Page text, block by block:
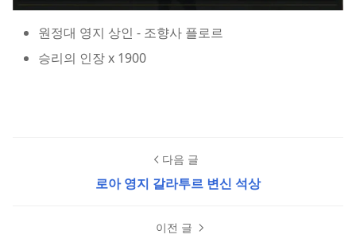
원정대 영지 상인 - 조향사 플로르
승리의 인장 x 1900
다음 글
로아 영지 갈라투르 변신 석상
이전 글